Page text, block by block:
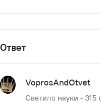
Ответ
VoprosAndOtvet
Светило науки - 315